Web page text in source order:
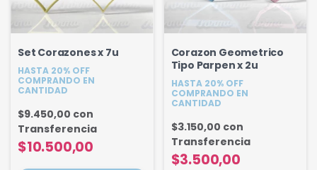
Set Corazones x 7u
HASTA 20% OFF
COMPRANDO EN
CANTIDAD
$10.500,00
$9.450,00 con
Transferencia
Corazon Geometrico
Tipo Parpen x 2u
HASTA 20% OFF
COMPRANDO EN
CANTIDAD
$3.500,00
$3.150,00 con
Transferencia